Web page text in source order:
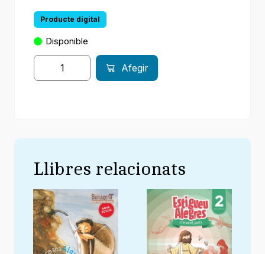
Producte digital
Disponible
Afegir
Llibres relacionats